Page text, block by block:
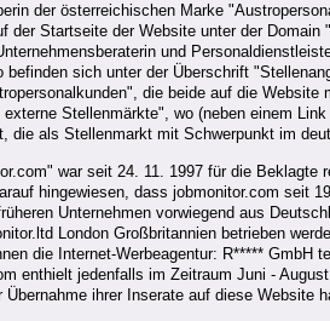
der österreichischen Marke
der Startseite der Website unter der
und
befinden sich unter der Überschrift
die beide auf die
Stellenmärkte", wo (neben einem
die als Stellenmarkt mit Schwerpunkt im
war seit 24. 11. 1997 für die
hingewiesen, dass jobmonitor.com seit
Unternehmen vorwiegend aus
London Großbritannien betrieben
die Internet-Werbeagentur: R*****
enthielt jedenfalls im Zeitraum Juni -
Übernahme ihrer Inserate auf diese Website